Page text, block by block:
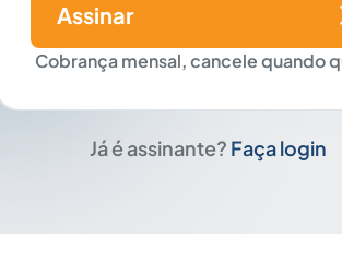
Cobrança mensal, cancele quando
Assinar
Já é assinante? Faça login